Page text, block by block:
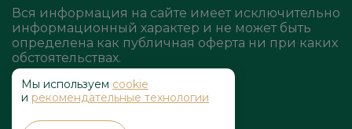
Вся информация на сайте имеет исключительно
информационный характер и не может быть
определена как публичная оферта ни при каких
обстоятельствах.
Мы используем cookie
и рекомендательные технологии